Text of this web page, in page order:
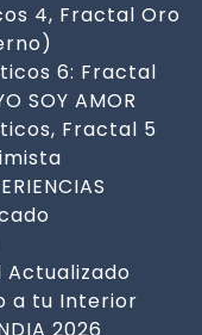
4, Fractal Oro
6: Fractal
SOY AMOR
Fractal 5
Actualizado
a tu Interior